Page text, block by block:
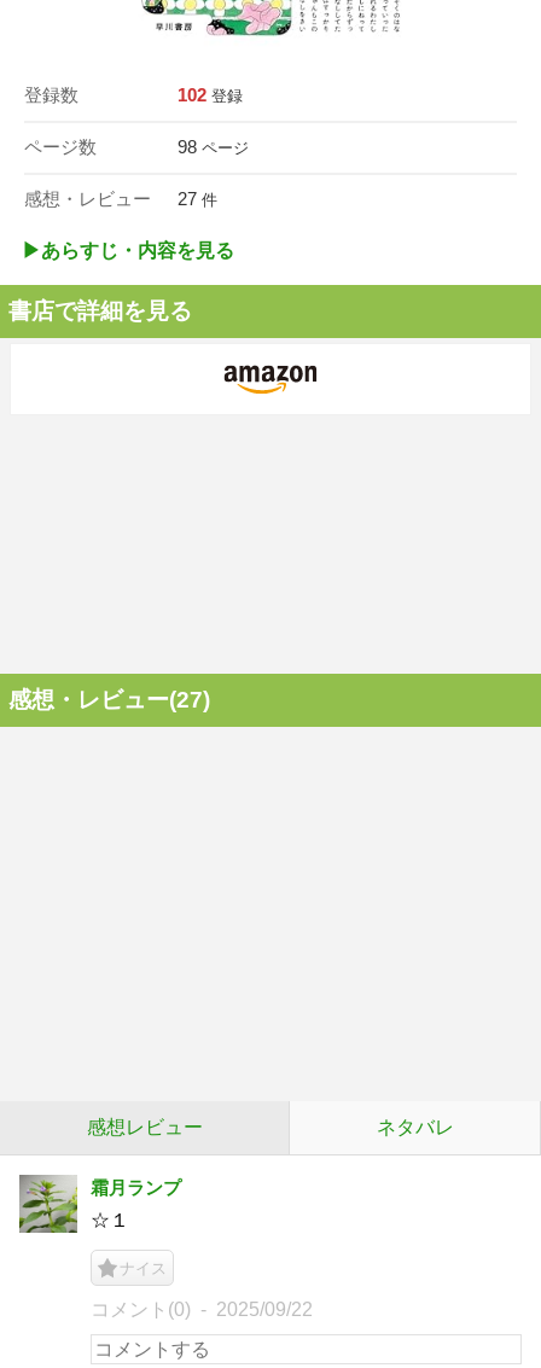
登録数 102 登録
ページ数 98 ページ
感想・レビュー 27 件
▶︎あらすじ・内容を見る
書店で詳細を見る
感想・レビュー(27)
感想レビュー ネタバレ
霜月ランプ
☆１
ナイス
コメント(0) 2025/09/22